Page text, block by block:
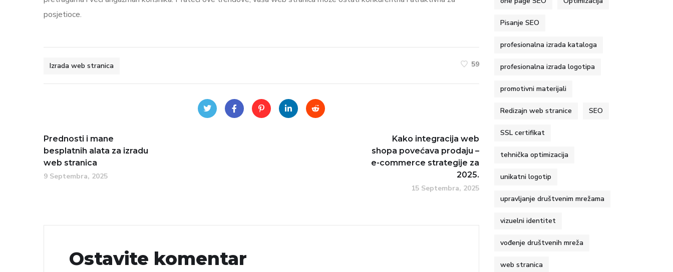
posjetioce.
Izrada web stranica 59
Prednosti i mane
besplatnih alata za izradu
web stranica
9 Septembra, 2025
Kako integracija web
shopa povećava prodaju –
e-commerce strategije za
2025.
15 Septembra, 2025
Ostavite komentar
Pisanje SEO
profesionalna izrada kataloga
profesionalna izrada logotipa
promotivni materijali
Redizajn web stranice SEO
SSL certifikat
tehnička optimizacija
unikatni logotip
upravljanje društvenim mrežama
vizuelni identitet
vođenje društvenih mreža
web stranica